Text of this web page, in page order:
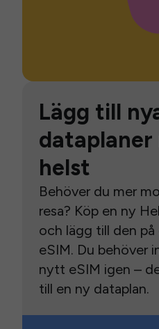
Lägg till
dataplaner
helst
Behöver du mer
resa? Köp en ny
och lägg till den
eSIM. Du behöver
nytt eSIM igen –
till en ny dataplan.